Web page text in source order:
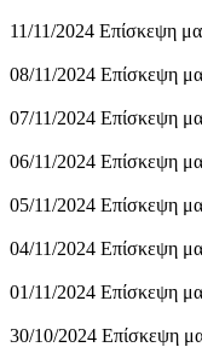
11/11/2024 Επίσκεψη
08/11/2024
07/11/2024 Επίσκεψη
06/11/2024
05/11/2024 Επίσκεψη
04/11/2024
01/11/2024
30/10/2024